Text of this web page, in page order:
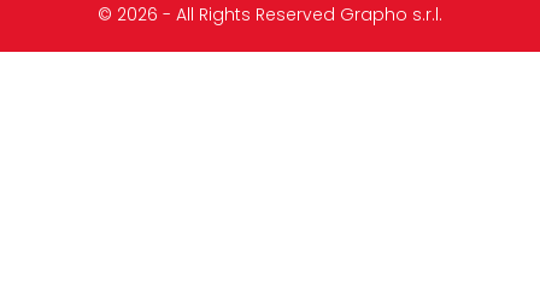
© 2026 - All Rights Reserved Grapho s.r.l.